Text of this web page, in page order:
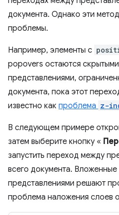
документа. Однако эти
проблемы.
Например, элементы с
popovers остаются
представлениями,
документа, пока этот
известно как проблема z-
В следующем примере
затем выберите кнопку «
запустить переход между
всего документа.
представлениями решают
проблема наложения слоев